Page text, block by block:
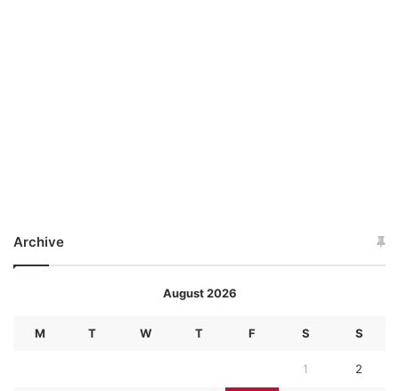
Archive
August 2026
M T W T F S S
1 2